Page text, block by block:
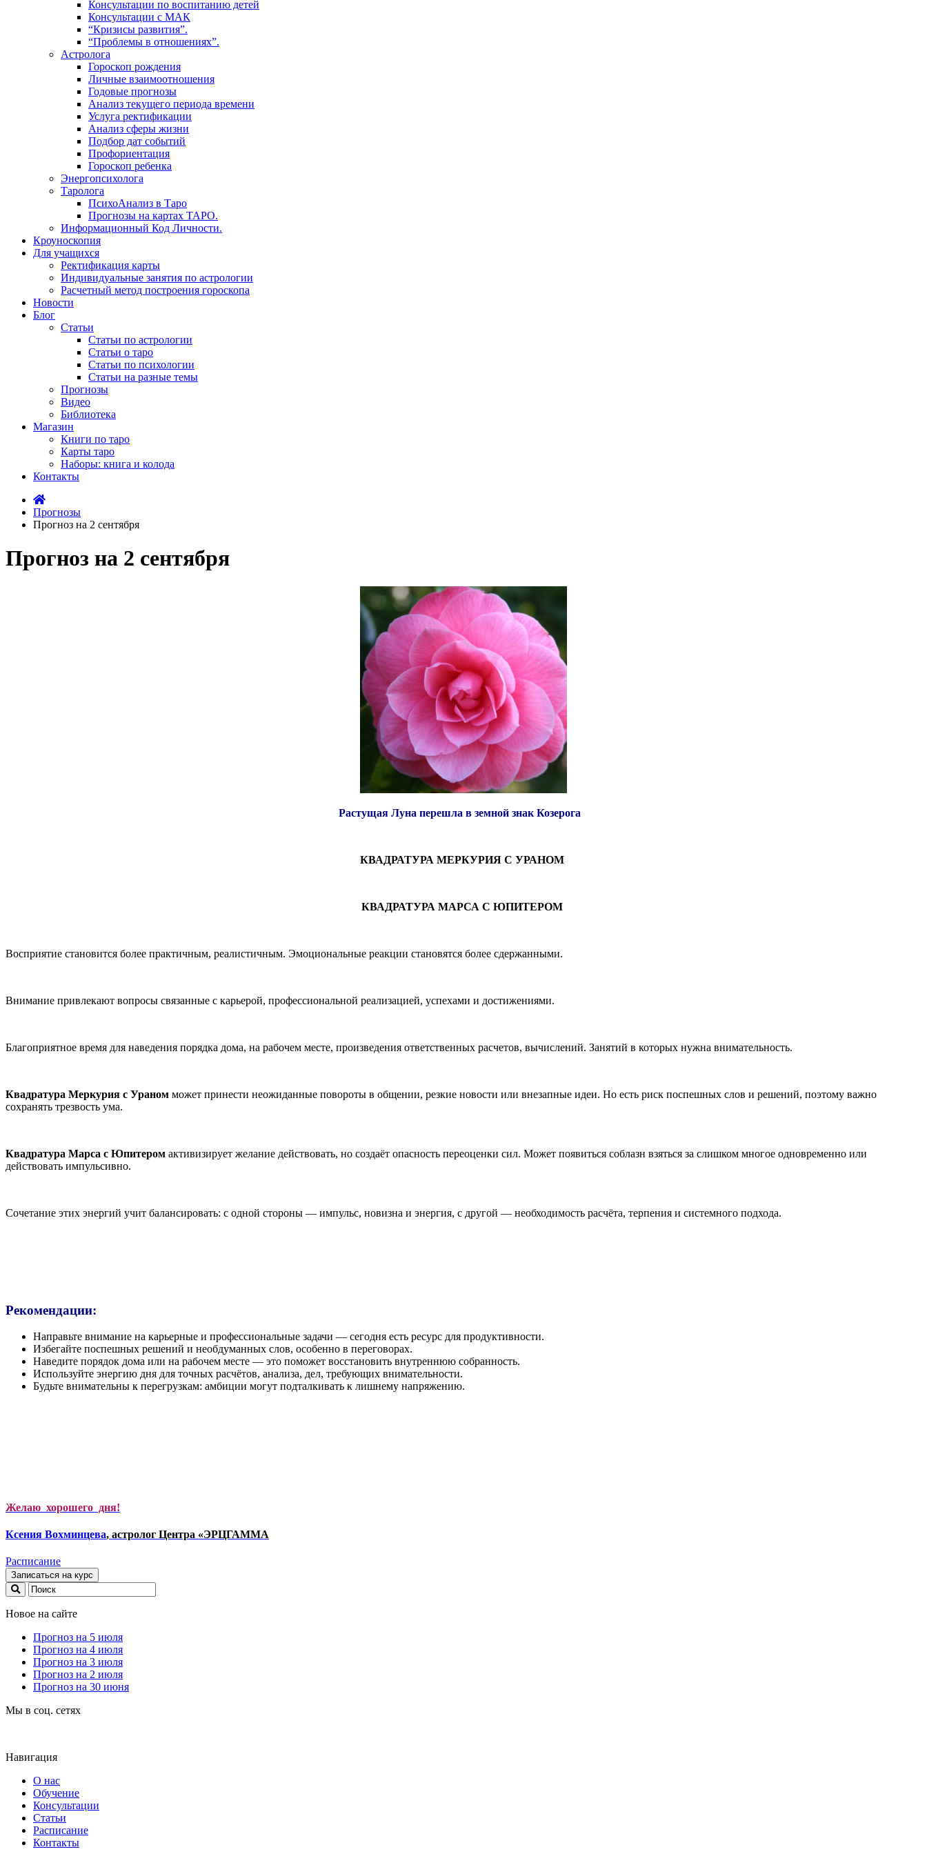
Консультации по воспитанию детей
Консультации с МАК
“Кризисы развития”.
“Проблемы в отношениях”.
Астролога
Гороскоп рождения
Личные взаимоотношения
Годовые прогнозы
Анализ текущего периода времени
Услуга ректификации
Анализ сферы жизни
Подбор дат событий
Профориентация
Гороскоп ребенка
Энергопсихолога
Таролога
ПсихоАнализ в Таро
Прогнозы на картах ТАРО.
Информационный Код Личности.
Кроуноскопия
Для учащихся
Ректификация карты
Индивидуальные занятия по астрологии
Расчетный метод построения гороскопа
Новости
Блог
Статьи
Статьи по астрологии
Статьи о таро
Статьи по психологии
Статьи на разные темы
Прогнозы
Видео
Библиотека
Магазин
Книги по таро
Карты таро
Наборы: книга и колода
Контакты
Прогнозы
Прогноз на 2 сентября
Прогноз на 2 сентября
Растущая Луна перешла в земной знак Козерога
КВАДРАТУРА МЕРКУРИЯ С УРАНОМ
КВАДРАТУРА МАРСА С ЮПИТЕРОМ
Восприятие становится более практичным, реалистичным. Эмоциональные реакции становятся более сдержанными.
Внимание привлекают вопросы связанные с карьерой, профессиональной реализацией, успехами и достижениями.
Благоприятное время для наведения порядка дома, на рабочем месте, произведения ответственных расчетов, вычислений. Занятий в которых нужна внимательность.
Квадратура Меркурия с Ураном может принести неожиданные повороты в общении, резкие новости или внезапные идеи. Но есть риск поспешных слов и решений, поэтому важно
сохранять трезвость ума.
Квадратура Марса с Юпитером активизирует желание действовать, но создаёт опасность переоценки сил. Может появиться соблазн взяться за слишком многое одновременно или
действовать импульсивно.
Сочетание этих энергий учит балансировать: с одной стороны — импульс, новизна и энергия, с другой — необходимость расчёта, терпения и системного подхода.
Рекомендации:
Направьте внимание на карьерные и профессиональные задачи — сегодня есть ресурс для продуктивности.
Избегайте поспешных решений и необдуманных слов, особенно в переговорах.
Наведите порядок дома или на рабочем месте — это поможет восстановить внутреннюю собранность.
Используйте энергию дня для точных расчётов, анализа, дел, требующих внимательности.
Будьте внимательны к перегрузкам: амбиции могут подталкивать к лишнему напряжению.
Желаю хорошего дня!
Ксения Вохминцева, астролог Центра «ЭРЦГАММА
Расписание
Записаться на курс
Новое на сайте
Прогноз на 5 июля
Прогноз на 4 июля
Прогноз на 3 июля
Прогноз на 2 июля
Прогноз на 30 июня
Мы в соц. сетях
Навигация
О нас
Обучение
Консультации
Статьи
Расписание
Контакты